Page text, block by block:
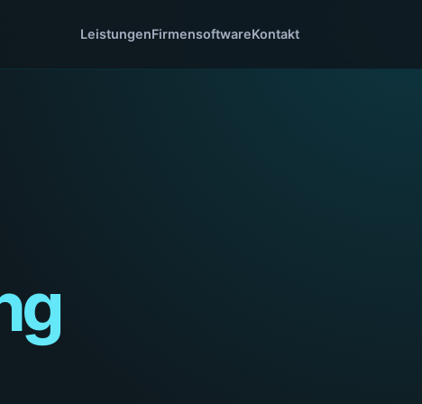
LeistungenFirmensoftwareKontakt